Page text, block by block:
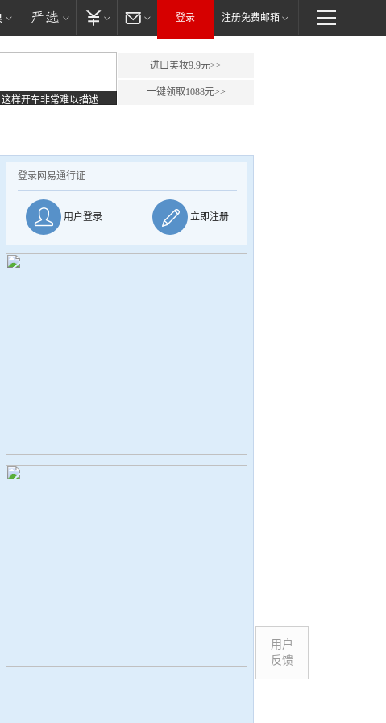
登录 注册免费邮箱
这样开车非常难以描述
进口美妆9.9元>>
一键领取1088元>>
登录网易通行证
用户登录 立即注册
用户
反馈